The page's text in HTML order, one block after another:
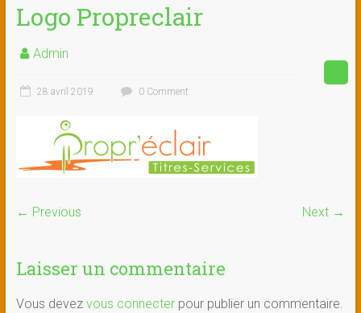
Logo Propreclair
Admin
28 avril 2019 0 Comment
← Previous Next →
Laisser un commentaire
Vous devez vous connecterpour publier un commentaire.